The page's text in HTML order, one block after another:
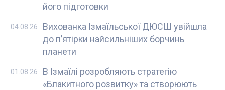
його підготовки
Вихованка Ізмаїльської ДЮСШ увійшла
до п’ятірки найсильніших борчинь
планети
04.08.26
В Ізмаїлі розробляють стратегію
«Блакитного розвитку» та створюють
01.08.26